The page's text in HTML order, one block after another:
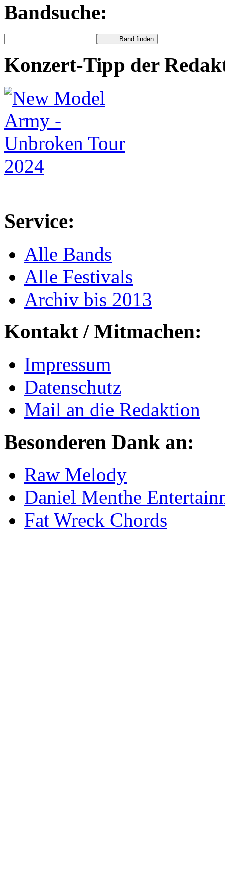
Bandsuche:
Konzert-Tipp der
Service:
Alle Bands
Alle Festivals
Archiv bis 2013
Kontakt / Mitmachen:
Impressum
Datenschutz
Mail an die Redaktion
Besonderen Dank an:
Raw Melody
Daniel Menthe
Fat Wreck Chords